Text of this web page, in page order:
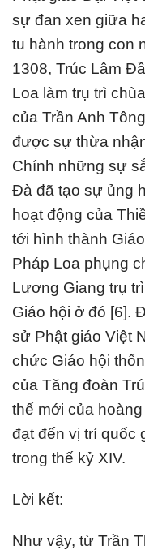
sự đan xen giữa
tu hành trong con
1308, Trúc Lâm
Loa làm trụ trì
của Trần Anh
được sự thừa
Chính những sự
Đà đã tạo sự ủng
hoạt động của
tới hình thành
Pháp Loa phụng
Lương Giang trụ
Giáo hội ở đó [6].
sử Phật giáo Việt
chức Giáo hội
của Tăng đoàn
thế mới của
đạt đến vị trí quốc
trong thế kỷ XIV.
Lời kết:
Như vậy, từ Trần